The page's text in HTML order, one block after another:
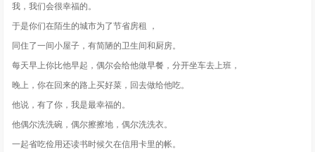
我，我们会很幸福的。
于是你们在陌生的城市为了节省房租 ，
同住了一间小屋子，有简陋的卫生间和厨房。
每天早上你比他早起，偶尔会给他做早餐，分开坐车去上班，
晚上，你在回来的路上买好菜，回去做给他吃。
他说，有了你，我是最幸福的。
他偶尔洗洗碗，偶尔擦擦地，偶尔洗洗衣。
一起省吃俭用还读书时候欠在信用卡里的帐。